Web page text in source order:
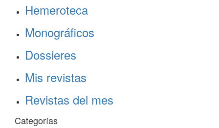
Hemeroteca
Monográficos
Dossieres
Mis revistas
Revistas del mes
Categorías